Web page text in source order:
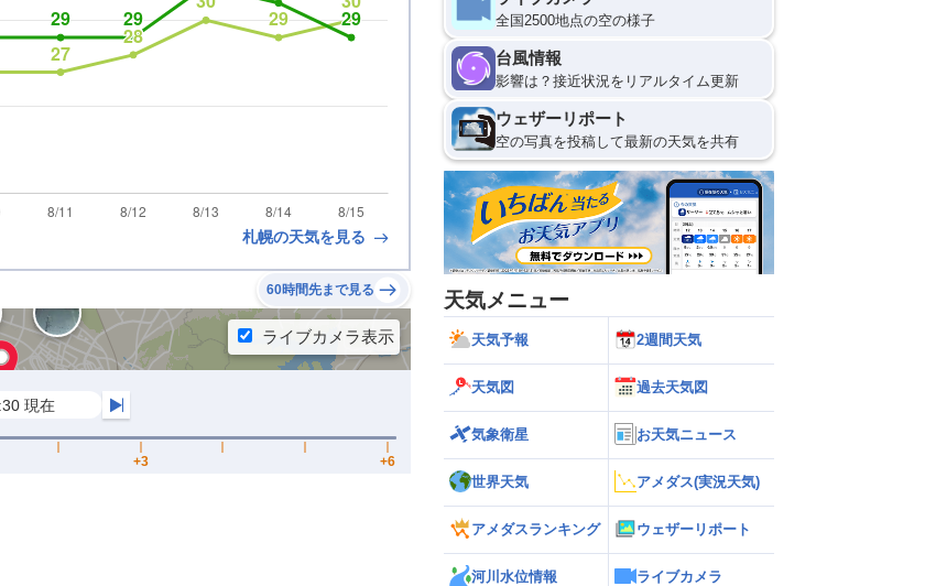
札幌の天気を見る
60時間先まで見る
全国2500地点の空の様子
台風情報
影響は？接近状況をリアルタイム更新
ウェザーリポート
空の写真を投稿して最新の天気を共有
天気メニュー
天気予報 2週間天気
天気図 過去天気図
気象衛星 お天気ニュース
世界天気 アメダス(実況天気)
アメダスランキング ウェザーリポート
河川水位情報 ライブカメラ